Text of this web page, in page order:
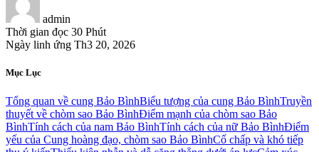
admin
Thời gian đọc 30 Phút
Ngày linh ứng Th3 20, 2026
Mục Lục
Tổng quan về cung Bảo BìnhBiểu tượng của cung Bảo BìnhTruyền
thuyết về chòm sao Bảo BìnhĐiểm mạnh của chòm sao Bảo
BìnhTính cách của nam Bảo BìnhTính cách của nữ Bảo BìnhĐiểm
yếu của Cung hoàng đạo, chòm sao Bảo BìnhCố chấp và khó tiếp